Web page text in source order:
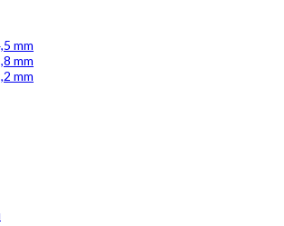
mm
mm
mm